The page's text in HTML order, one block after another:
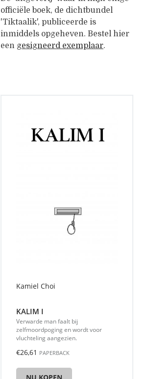
officiële boek, de dichtbundel
'Tiktaalik', publiceerde is
inmiddels opgeheven. Bestel hier
een gesigneerd exemplaar.
Kamiel Choi
KALIM I
Verwarde man faalt bij
zelfmoordpoging en wordt voor
vluchteling aangezien.
€26,61 PAPERBACK